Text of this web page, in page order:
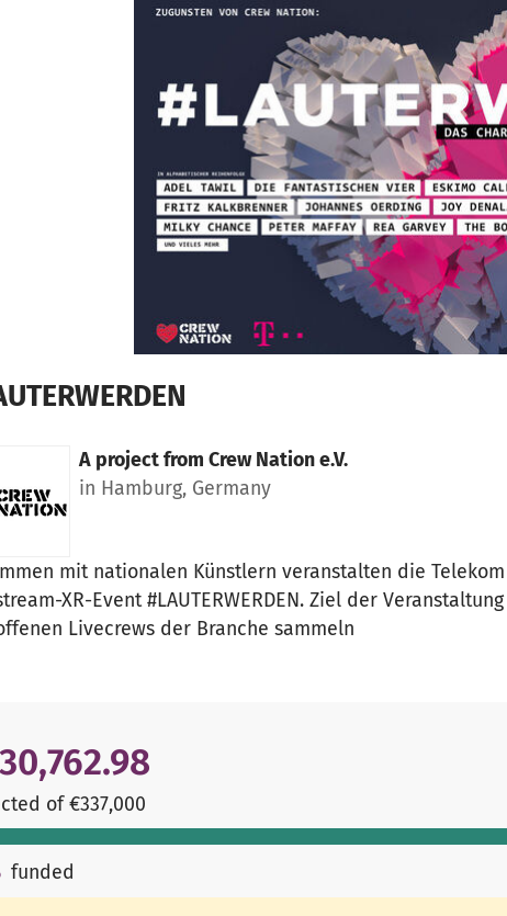
A project from Crew Nation e.V.
in Hamburg, Germany
mit nationalen Künstlern veranstalten die
XR-Event #LAUTERWERDEN. Ziel der
Livecrews der Branche sammeln
of €337,000
funded